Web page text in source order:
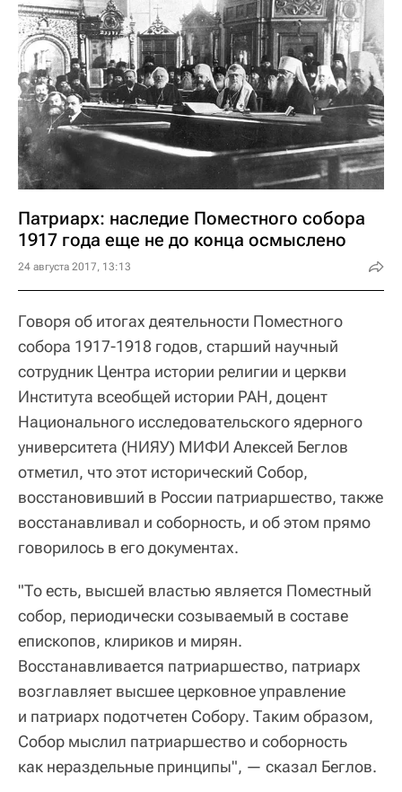
Патриарх: наследие Поместного собора
1917 года еще не до конца осмыслено
24 августа 2017, 13:13
Говоря об итогах деятельности Поместного
собора 1917-1918 годов, старший научный
сотрудник Центра истории религии и церкви
Института всеобщей истории РАН, доцент
Национального исследовательского ядерного
университета (НИЯУ) МИФИ Алексей Беглов
отметил, что этот исторический Собор,
восстановивший в России патриаршество, также
восстанавливал и соборность, и об этом прямо
говорилось в его документах.
"То есть, высшей властью является Поместный
собор, периодически созываемый в составе
епископов, клириков и мирян.
Восстанавливается патриаршество, патриарх
возглавляет высшее церковное управление
и патриарх подотчетен Собору. Таким образом,
Собор мыслил патриаршество и соборность
как нераздельные принципы", — сказал Беглов.